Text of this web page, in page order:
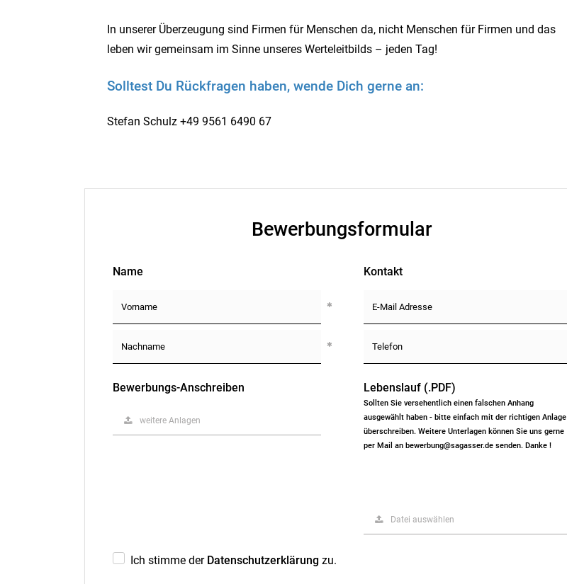
In unserer Überzeugung sind Firmen für Menschen da, nicht Menschen für Firmen und das
leben wir gemeinsam im Sinne unseres Werteleitbilds – jeden Tag!
Solltest Du Rückfragen haben, wende Dich gerne an:
Stefan Schulz +49 9561 6490 67
Bewerbungsformular
Name
Bewerbungs-Anschreiben
weitere Anlagen
Kontakt
Lebenslauf (.PDF)
Sollten Sie versehentlich einen falschen Anhang
ausgewählt haben - bitte einfach mit der richtigen Anlage
überschreiben. Weitere Unterlagen können Sie uns gerne
per Mail an bewerbung@sagasser.de senden. Danke !
Datei auswählen
Ich stimme der Datenschutzerklärung zu.